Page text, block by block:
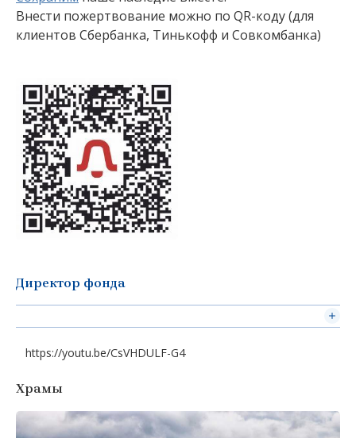
Внести пожертвование можно по QR-коду (для
клиентов Сбербанка, Тинькофф и Совкомбанка)
Директор фонда
https://youtu.be/CsVHDULF-G4
Храмы